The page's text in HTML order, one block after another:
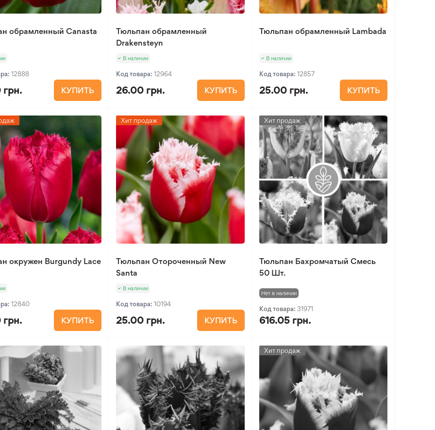
обрамленный Canasta
12888
КУПИТЬ
Тюльпан обрамленный
Drakensteyn
В наличии
Код товара:12964
26.00 грн. КУПИТЬ
Тюльпан обрамленный Lambada
В наличии
Код товара: 12857
25.00 грн. КУПИТЬ
окружен Burgundy Lace
12840
КУПИТЬ
Хит продаж
Тюльпан Отороченный New
Santa
В наличии
Код товара:10194
25.00 грн. КУПИТЬ
Хит продаж
Тюльпан Бахромчатый Смесь
50 Шт.
Нет в наличии
Код товара: 31971
616.05 грн.
Хит продаж